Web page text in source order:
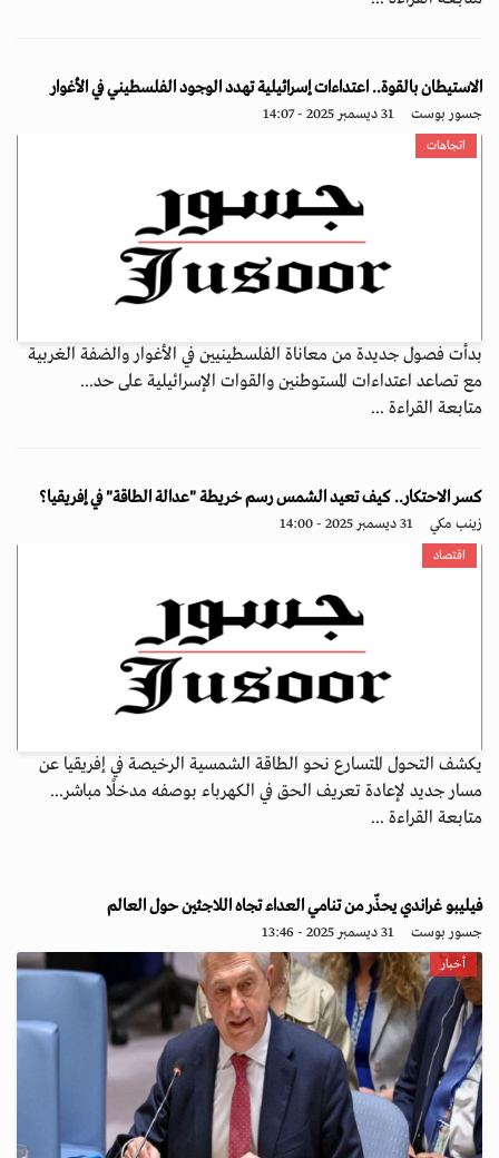
الاستيطان بالقوة.. اعتداءات إسرائيلية تهدد الوجود الفلسطيني في الأغوار
جسور بوست 31 ديسمبر 2025 - 14:07
اتجاهات
بدأت فصول جديدة من معاناة الفلسطينيين في الأغوار والضفة الغربية
مع تصاعد اعتداءات المستوطنين والقوات الإسرائيلية على حد...
متابعة القراءة ...
كسر الاحتكار.. كيف تعيد الشمس رسم خريطة "عدالة الطاقة" في إفريقيا؟
زينب مكي 31 ديسمبر 2025 - 14:00
اقتصاد
يكشف التحول المتسارع نحو الطاقة الشمسية الرخيصة في إفريقيا عن
مسار جديد لإعادة تعريف الحق في الكهرباء بوصفه مدخلًا مباشر...
متابعة القراءة ...
فيليبو غراندي يحذّر من تنامي العداء تجاه اللاجئين حول العالم
جسور بوست 31 ديسمبر 2025 - 13:46
أخبار